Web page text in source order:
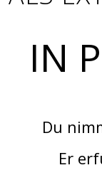
IN
Du
Er